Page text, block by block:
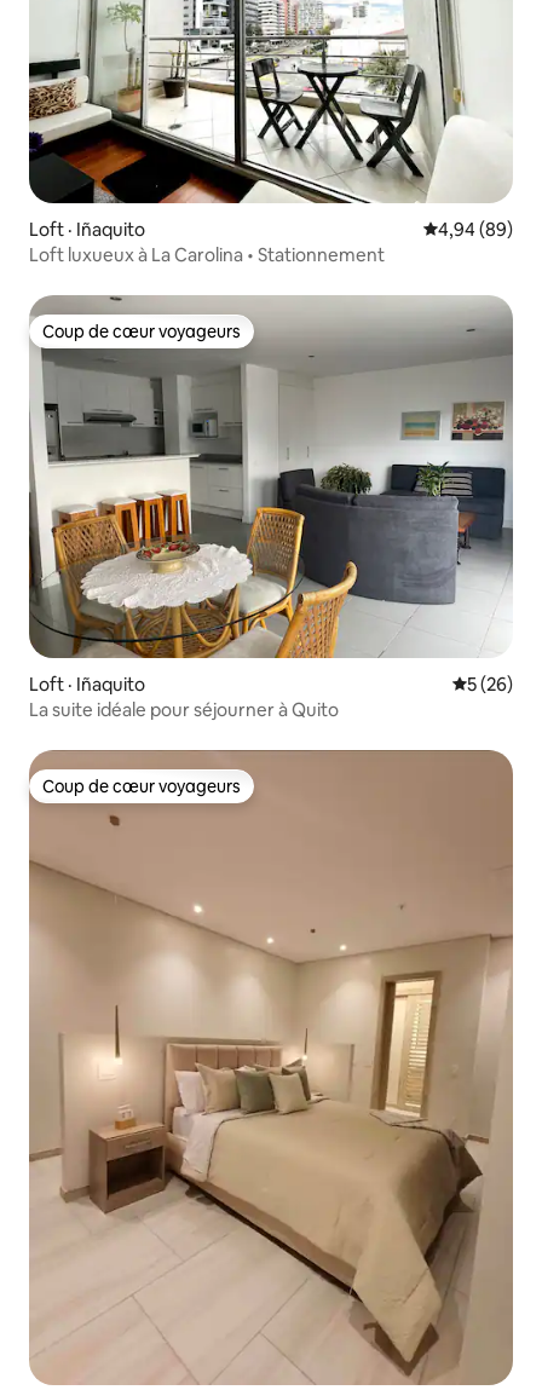
Loft · Iñaquito Note
4,94 (89)
Loft luxueux à La Carolina • Stationnement
Coup de cœur voyageurs
Coup de cœur voyageurs
Loft · Iñaquito Note
5 (26)
La suite idéale pour séjourner à Quito
Coup de cœur voyageurs
Coup de cœur voyageurs